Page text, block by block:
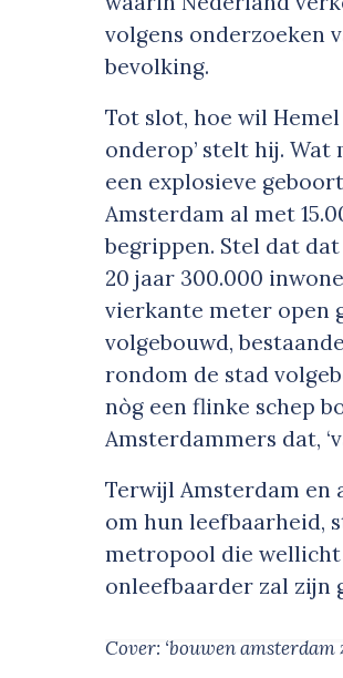
volgens onderzoeken
bevolking.
Tot slot, hoe wil
onderop’ stelt hij.
een explosieve
Amsterdam al met
begrippen. Stel dat
20 jaar 300.000
vierkante meter open
volgebouwd,
rondom de stad
nòg een flinke schep
Amsterdammers dat,
Terwijl Amsterdam en
om hun leefbaarheid,
metropool die wellicht
onleefbaarder zal zijn
Cover: ‘bouwen amsterdam